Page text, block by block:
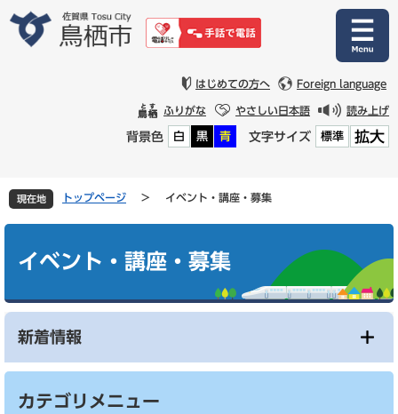
文
はじめての方へ Foreign language
ふりがな やさしい日本語 読み上げ
背景色 白 黒 青 文字サイズ 標準 拡大
現在地 トップページ > イベント・講座・募集
イベント・講座・募集
新着情報
カテゴリメニュー